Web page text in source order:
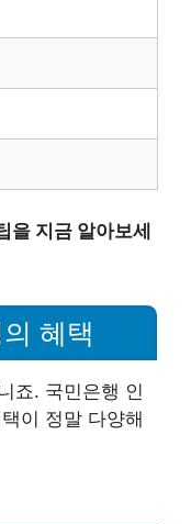
을 지금 알아보세
혜택
죠. 국민은행 인
이 정말 다양해